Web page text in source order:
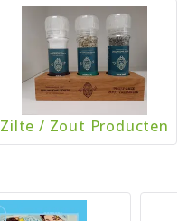
Zilte / Zout Producten